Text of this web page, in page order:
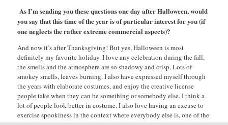
As I’m sending you these questions one day after Halloween, would
you say that this time of the year is of particular interest for you (if
one neglects the rather extreme commercial aspects)?
And now it’s after Thanksgiving! But yes, Halloween is most
definitely my favorite holiday. I love any celebration during the fall,
the smells and the atmosphere are so shadowy and crisp. Lots of
smokey smells, leaves burning. I also have expressed myself through
the years with elaborate costumes, and enjoy the creative license
people take when they can be something or somebody else. I think a
lot of people look better in costume. I also love having an excuse to
exercise spookiness in the context where everybody else is, one of the